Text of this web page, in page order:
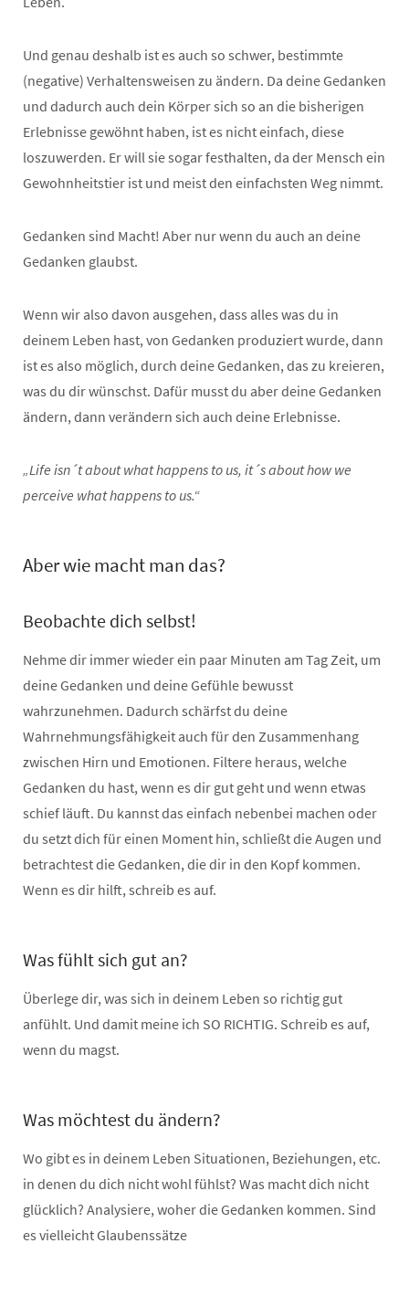
Und genau deshalb ist es auch so schwer, bestimmte
(negative) Verhaltensweisen zu ändern. Da deine Gedanken
und dadurch auch dein Körper sich so an die bisherigen
Erlebnisse gewöhnt haben, ist es nicht einfach, diese
loszuwerden. Er will sie sogar festhalten, da der Mensch ein
Gewohnheitstier ist und meist den einfachsten Weg nimmt.
Gedanken sind Macht! Aber nur wenn du auch an deine
Gedanken glaubst.
Wenn wir also davon ausgehen, dass alles was du in
deinem Leben hast, von Gedanken produziert wurde, dann
ist es also möglich, durch deine Gedanken, das zu kreieren,
was du dir wünschst. Dafür musst du aber deine Gedanken
ändern, dann verändern sich auch deine Erlebnisse.
„Life isn´t about what happens to us, it´s about how we
perceive what happens to us.“
Aber wie macht man das?
Beobachte dich selbst!
Nehme dir immer wieder ein paar Minuten am Tag Zeit, um
deine Gedanken und deine Gefühle bewusst
wahrzunehmen. Dadurch schärfst du deine
Wahrnehmungsfähigkeit auch für den Zusammenhang
zwischen Hirn und Emotionen. Filtere heraus, welche
Gedanken du hast, wenn es dir gut geht und wenn etwas
schief läuft. Du kannst das einfach nebenbei machen oder
du setzt dich für einen Moment hin, schließt die Augen und
betrachtest die Gedanken, die dir in den Kopf kommen.
Wenn es dir hilft, schreib es auf.
Was fühlt sich gut an?
Überlege dir, was sich in deinem Leben so richtig gut
anfühlt. Und damit meine ich SO RICHTIG. Schreib es auf,
wenn du magst.
Was möchtest du ändern?
Wo gibt es in deinem Leben Situationen, Beziehungen, etc.
in denen du dich nicht wohl fühlst? Was macht dich nicht
glücklich? Analysiere, woher die Gedanken kommen. Sind
es vielleicht Glaubenssätze